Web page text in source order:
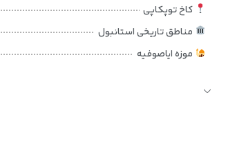
کاخ توپکاپی
مناطق تاریخی استانبول
موزه ایاصوفیه